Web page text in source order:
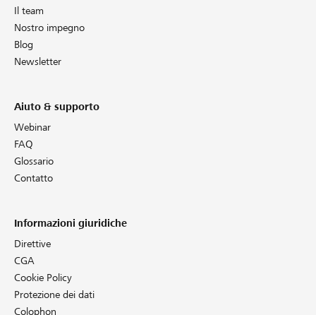
Il team
Nostro impegno
Blog
Newsletter
Aiuto & supporto
Webinar
FAQ
Glossario
Contatto
Informazioni giuridiche
Direttive
CGA
Cookie Policy
Protezione dei dati
Colophon